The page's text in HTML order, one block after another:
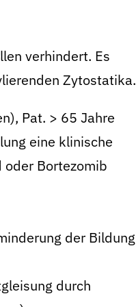
verhindert. Es
Zytostatika.
Pat. > 65 Jahre
eine klinische
oder Bortezomib
der Bildung
durch